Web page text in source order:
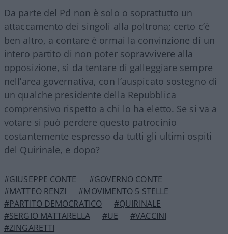
Da parte del Pd non è solo o soprattutto un
attaccamento dei singoli alla poltrona; certo c’è
ben altro, a contare è ormai la convinzione di un
intero partito di non poter sopravvivere alla
opposizione, sì da tentare di galleggiare sempre
nell’area governativa, con l’auspicato sostegno di
un qualche presidente della Repubblica
comprensivo rispetto a chi lo ha eletto. Se si va a
votare si può perdere questo patrocinio
costantemente espresso da tutti gli ultimi ospiti
del Quirinale, e dopo?
#GIUSEPPE CONTE
#GOVERNO CONTE
#MATTEO RENZI
#MOVIMENTO 5 STELLE
#PARTITO DEMOCRATICO
#QUIRINALE
#SERGIO MATTARELLA
#UE
#VACCINI
#ZINGARETTI